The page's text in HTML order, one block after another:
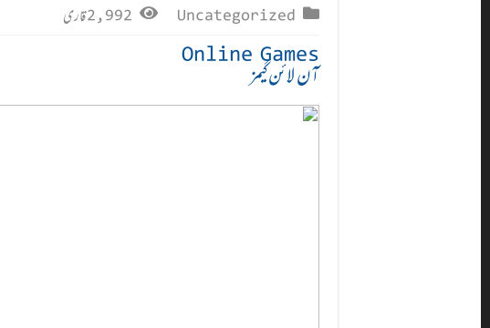
Uncategorized 2,992 قاری
Online Games
آن لائن گیمز